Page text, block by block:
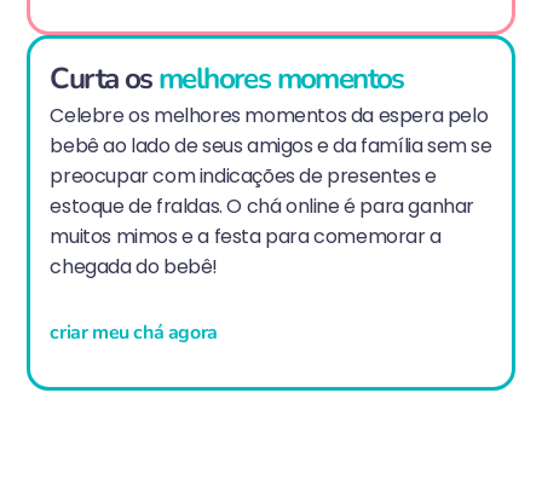
Curta osmelhores momentos
Celebre os melhores momentos da espera pelo
bebê ao lado de seus amigos e da família sem se
preocupar com indicações de presentes e
estoque de fraldas. O chá online é para ganhar
muitos mimos e a festa para comemorar a
chegada do bebê!
criar meu chá agora